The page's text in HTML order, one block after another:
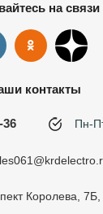
на связи
контакты
36 Пн-
Королева,